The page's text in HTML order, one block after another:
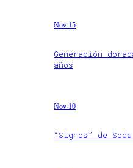
Nov 15
Generación
años
Nov 10
“Signos” de